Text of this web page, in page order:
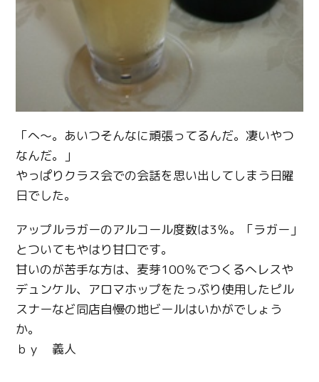
「へ～。あいつそんなに頑張ってるんだ。凄いやつ
なんだ。」
やっぱりクラス会での会話を思い出してしまう日曜
日でした。
アップルラガーのアルコール度数は3％。「ラガー」
とついてもやはり甘口です。
甘いのが苦手な方は、麦芽100％でつくるへレスや
デュンケル、アロマホップをたっぷり使用したピル
スナーなど同店自慢の地ビールはいかがでしょう
か。
ｂｙ 義人